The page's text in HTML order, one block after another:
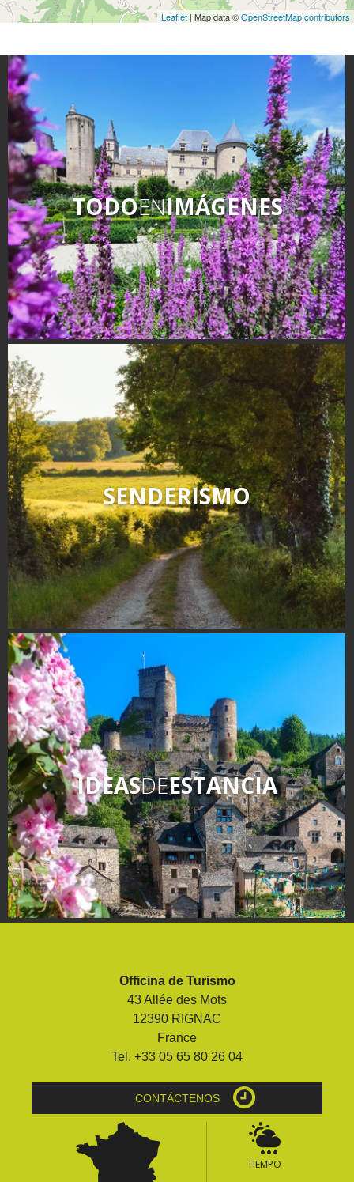
Leaflet| Map data ©OpenStreetMap contributors
TODOENIMÁGENES
SENDERISMO
IDEASDEESTANCIA
Officina de Turismo
43 Allée des Mots
12390 RIGNAC
France
Tel. +33 05 65 80 26 04
CONTÁCTENOS
TIEMPO